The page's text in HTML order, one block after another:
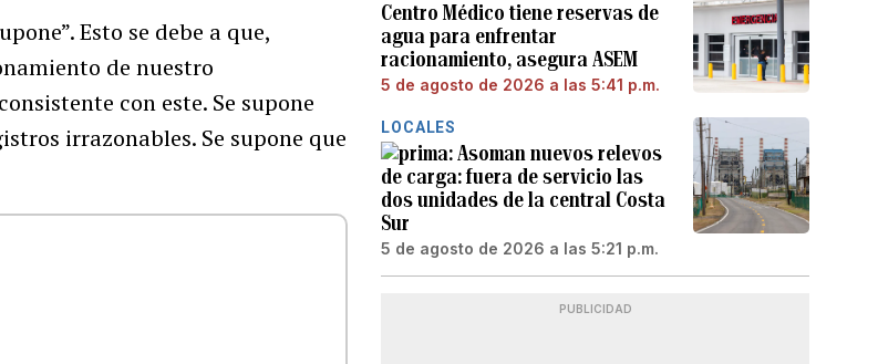
Esto se debe a que,
de nuestro
con este. Se supone
irrazonables. Se supone que
Centro Médico tiene reservas de
agua para enfrentar
racionamiento, asegura ASEM
5 de agosto de 2026 a las 5:41 p.m.
LOCALES
Asoman nuevos relevos
de carga: fuera de servicio las
dos unidades de la central Costa
Sur
5 de agosto de 2026 a las 5:21 p.m.
PUBLICIDAD